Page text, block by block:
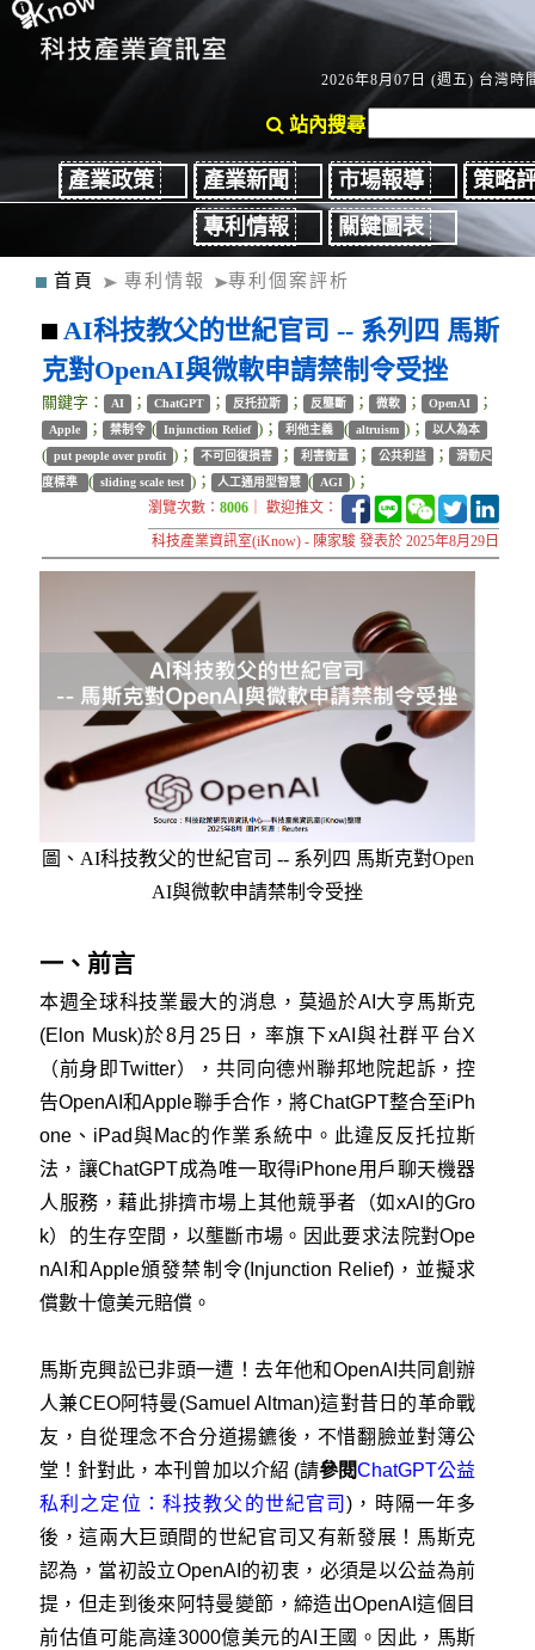
2026年8月07日 (週五) 台灣時
站內搜尋
產業政策 產業新聞 市場報導
策略
專利情報
關鍵圖表
首頁 專利情報 專利個案評析
AI科技教父的世紀官司 -- 系列四 馬斯
克對OpenAI與微軟申請禁制令受挫
關鍵字： AI ； ChatGPT ； 反托拉斯 ； 反壟斷 ； 微軟 ； OpenAI ；
Apple ； 禁制令 ( Injunction Relief )； 利他主義 ( altruism )； 以人為本
( put people over profit )； 不可回復損害 ； 利害衡量 ； 公共利益 ；
滑動尺
度標準
( sliding scale test )； 人工通用型智慧 ( AGI )；
瀏覽次數：8006 ｜ 歡迎推文：
科技產業資訊室(iKnow) - 陳家駿 發表於 2025年8月29日
圖、AI科技教父的世紀官司 -- 系列四 馬斯克對Open
AI與微軟申請禁制令受挫
一、前言
本週全球科技業最大的消息，莫過於AI大亨馬斯克
(Elon Musk)於8月25日，率旗下xAI與社群平台X
（前身即Twitter），共同向德州聯邦地院起訴，控
告OpenAI和Apple聯手合作，將ChatGPT整合至iPh
one、iPad與Mac的作業系統中。此違反 反托拉斯
法，讓ChatGPT成為唯一取得iPhone用戶聊天機器
人服務，藉此排擠市場上其他競爭者（如xAI的Gro
k）的生存空間，以壟斷市場。因此要求法院對Ope
nAI和Apple頒發禁制令(Injunction Relief)，並擬求
償數十億美元賠償。
馬斯克興訟已非頭一遭！去年他和OpenAI共同創辦
人兼CEO阿特曼(Samuel Altman)這對昔日的革命戰
友，自從理念不合分道揚鑣後，不惜翻臉並對簿公
堂！針對此，本刊曾加以介紹 (請參閱ChatGPT公益
私利之定位：科技教父的世紀官司)，時隔一年多
後，這兩大巨頭間的世紀官司又有新發展！馬斯克
認為，當初設立OpenAI的初衷，必須是以公益為前
提，但走到後來阿特曼變節，締造出OpenAI這個目
前估值可能高達3000億美元的AI王國。因此，馬斯